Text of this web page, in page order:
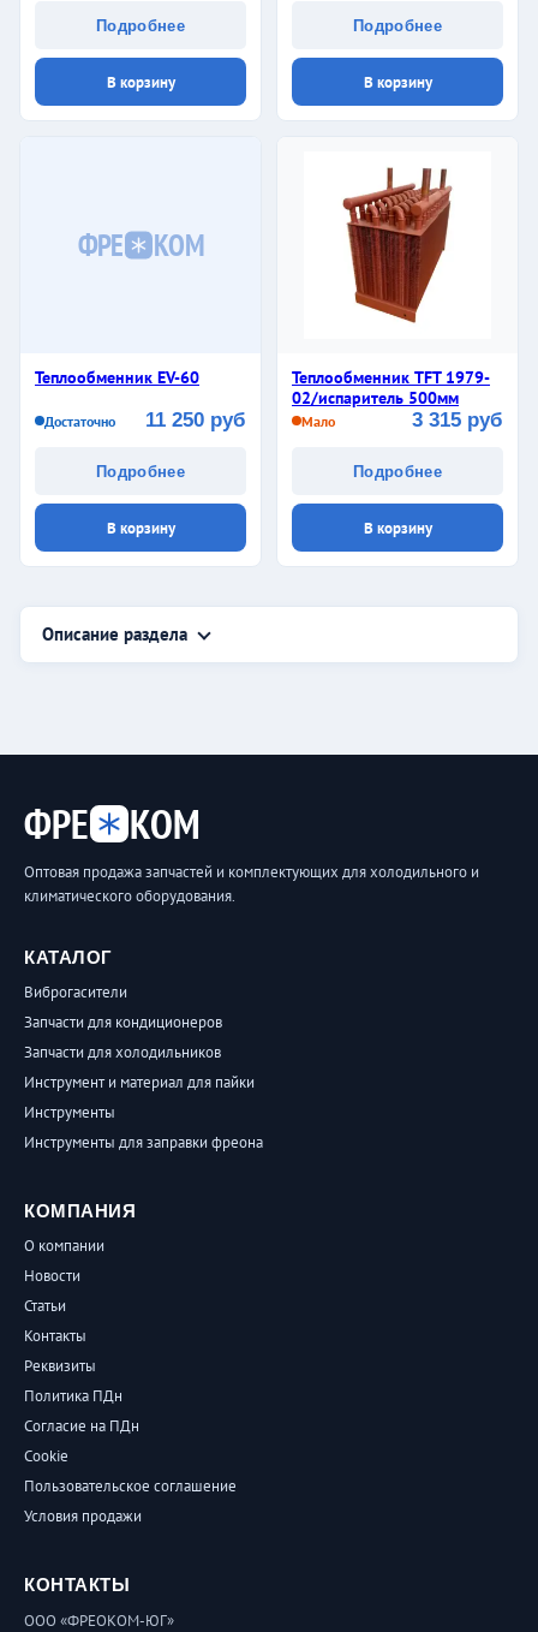
Подробнее
В корзину
Подробнее
В корзину
ФРЕ КОМ
Теплообменник EV-60
Достаточно 11 250 руб
Подробнее
В корзину
Теплообменник ТFT 1979-
02/испаритель 500мм
Мало 3 315 руб
Подробнее
В корзину
Описание раздела
ФРЕ КОМ
Оптовая продажа запчастей и комплектующих для холодильного и
климатического оборудования.
КАТАЛОГ
Виброгасители
Запчасти для кондиционеров
Запчасти для холодильников
Инструмент и материал для пайки
Инструменты
Инструменты для заправки фреона
КОМПАНИЯ
О компании
Новости
Статьи
Контакты
Реквизиты
Политика ПДн
Согласие на ПДн
Cookie
Пользовательское соглашение
Условия продажи
КОНТАКТЫ
ООО «ФРЕОКОМ-ЮГ»